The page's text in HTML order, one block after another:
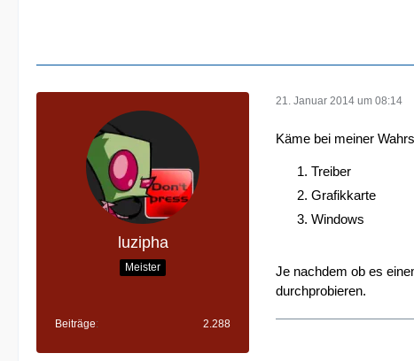
luzipha
Meister
Beiträge 2.288
21. Januar 2014 um 08:14
Käme bei meiner
Treiber
Grafikkarte
Windows
Je nachdem ob es
durchprobieren.